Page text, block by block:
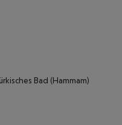
Bad (Hammam)